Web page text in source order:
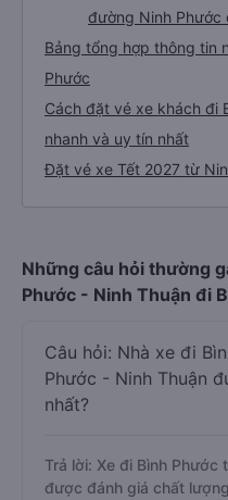
đường Ninh Phước
Bảng tổng hợp thông tin
Phước
Cách đặt vé xe khách đi
nhanh và uy tín nhất
Đặt vé xe Tết 2027 từ
Những câu hỏi thường
Phước - Ninh Thuận đi
Câu hỏi: Nhà xe đi
Phước - Ninh Thuận
nhất?
Trả lời: Xe đi Bình Phước
được đánh giá chất